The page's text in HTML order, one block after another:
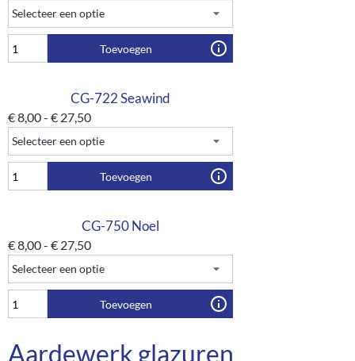
Toevoegen
CG-722 Seawind
€8,00- € 27,50
Toevoegen
CG-750 Noel
€8,00- € 27,50
Toevoegen
Aardewerk glazuren